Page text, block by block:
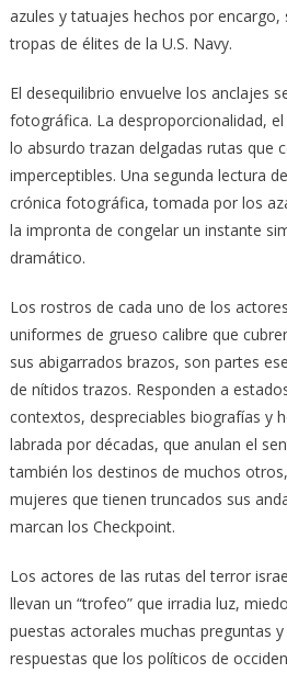
azules y tatuajes hechos por encargo,
tropas de élites de la U.S. Navy.
El desequilibrio envuelve los anclajes
fotográfica. La desproporcionalidad,
lo absurdo trazan delgadas rutas que
imperceptibles. Una segunda lectura
crónica fotográfica, tomada por los
la impronta de congelar un instante
dramático.
Los rostros de cada uno de los
uniformes de grueso calibre que
sus abigarrados brazos, son partes
de nítidos trazos. Responden a
contextos, despreciables biografías y
labrada por décadas, que anulan el
también los destinos de muchos
mujeres que tienen truncados sus
marcan los Checkpoint.
Los actores de las rutas del terror
llevan un “trofeo” que irradia luz,
puestas actorales muchas preguntas
respuestas que los políticos de